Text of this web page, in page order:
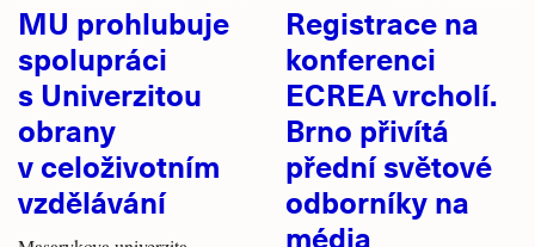
MU prohlubuje
spolupráci
s Univerzitou
obrany
v celoživotním
vzdělávání
Registrace na
konferenci
ECREA vrcholí.
Brno přivítá
přední světové
odborníky na
média